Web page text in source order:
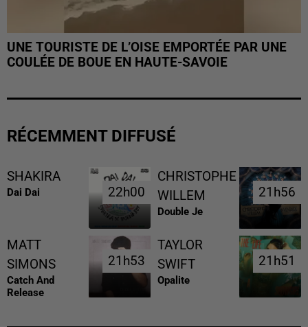
UNE TOURISTE DE L’OISE EMPORTÉE PAR UNE
COULÉE DE BOUE EN HAUTE-SAVOIE
RÉCEMMENT DIFFUSÉ
SHAKIRA
Dai Dai 22h00
22h00
CHRISTOPHE
WILLEM
Double Je
21h56
21h56
MATT
SIMONS
Catch And
Release
21h53
21h53
TAYLOR
SWIFT
Opalite
21h51
21h51